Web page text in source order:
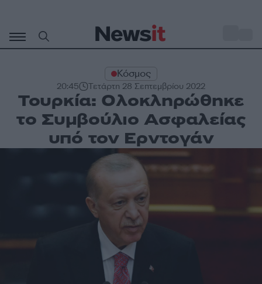
περιεχόμενο
Κόσμος
20:45 Τετάρτη 28 Σεπτεμβρίου 2022
Τουρκία: Ολοκληρώθηκε
το Συμβούλιο Ασφαλείας
υπό τον Ερντογάν